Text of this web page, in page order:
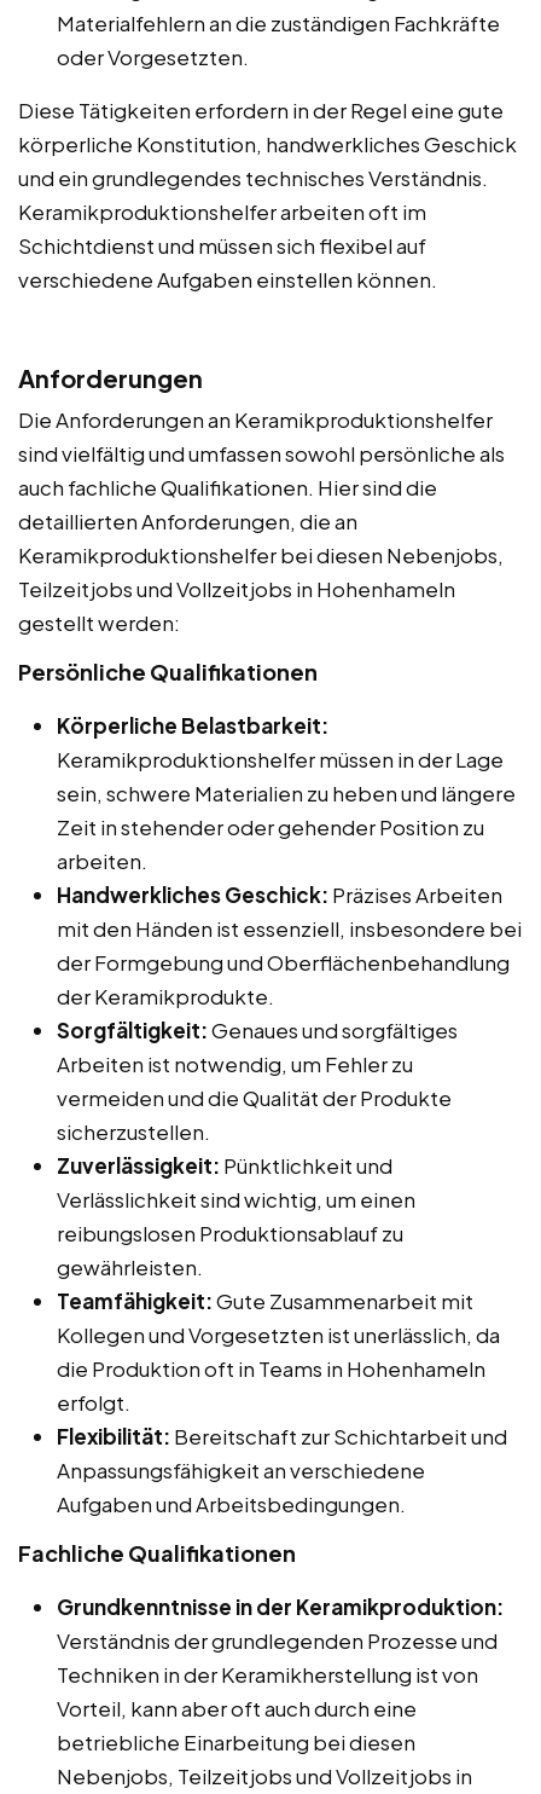
Materialfehlern an die zuständigen Fachkräfte
oder Vorgesetzten.
Diese Tätigkeiten erfordern in der Regel eine gute
körperliche Konstitution, handwerkliches Geschick
und ein grundlegendes technisches Verständnis.
Keramikproduktionshelfer arbeiten oft im
Schichtdienst und müssen sich flexibel auf
verschiedene Aufgaben einstellen können.
Anforderungen
Die Anforderungen an Keramikproduktionshelfer
sind vielfältig und umfassen sowohl persönliche als
auch fachliche Qualifikationen. Hier sind die
detaillierten Anforderungen, die an
Keramikproduktionshelfer bei diesen Nebenjobs,
Teilzeitjobs und Vollzeitjobs in Hohenhameln
gestellt werden:
Persönliche Qualifikationen
Körperliche Belastbarkeit:
Keramikproduktionshelfer müssen in der Lage
sein, schwere Materialien zu heben und längere
Zeit in stehender oder gehender Position zu
arbeiten.
Handwerkliches Geschick: Präzises Arbeiten
mit den Händen ist essenziell, insbesondere bei
der Formgebung und Oberflächenbehandlung
der Keramikprodukte.
Sorgfältigkeit:Genaues und sorgfältiges
Arbeiten ist notwendig, um Fehler zu
vermeiden und die Qualität der Produkte
sicherzustellen.
Zuverlässigkeit: Pünktlichkeit und
Verlässlichkeit sind wichtig, um einen
reibungslosen Produktionsablauf zu
gewährleisten.
Teamfähigkeit:Gute Zusammenarbeit mit
Kollegen und Vorgesetzten ist unerlässlich, da
die Produktion oft in Teams in Hohenhameln
erfolgt.
Flexibilität: Bereitschaft zur Schichtarbeit und
Anpassungsfähigkeit an verschiedene
Aufgaben und Arbeitsbedingungen.
Fachliche Qualifikationen
Grundkenntnisse in der Keramikproduktion:
Verständnis der grundlegenden Prozesse und
Techniken in der Keramikherstellung ist von
Vorteil, kann aber oft auch durch eine
betriebliche Einarbeitung bei diesen
Nebenjobs, Teilzeitjobs und Vollzeitjobs in